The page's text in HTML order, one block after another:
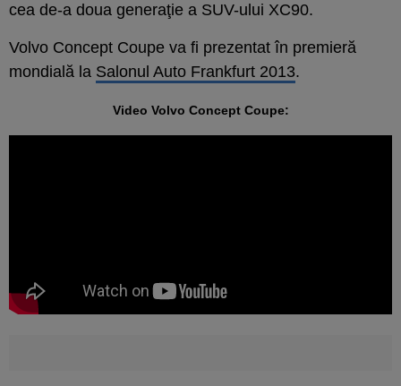
cea de-a doua generaţie a SUV-ului XC90.
Volvo Concept Coupe va fi prezentat în premieră
mondială la Salonul Auto Frankfurt 2013.
Video Volvo Concept Coupe: